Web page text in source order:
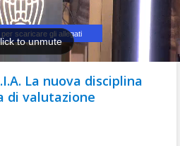
La nuova disciplina
di valutazione